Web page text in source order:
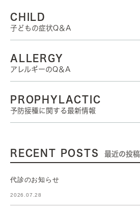
CHILD
子どもの症状Q＆A
ALLERGY
アレルギーのQ＆A
PROPHYLACTIC
予防接種に関する最新情報
RECENT POSTS 最近の投稿
代診のお知らせ
2026.07.28